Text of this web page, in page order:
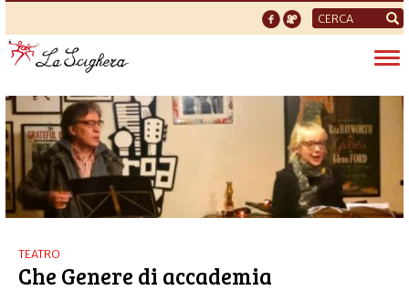
Form
di
ricerca
TEATRO
Che Genere di accademia